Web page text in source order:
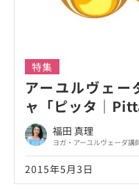
特集
アーユルヴェー
ャ「ピッタ｜
福田 真理
ヨガ・アーユルヴェーダ講
2015年5月3日